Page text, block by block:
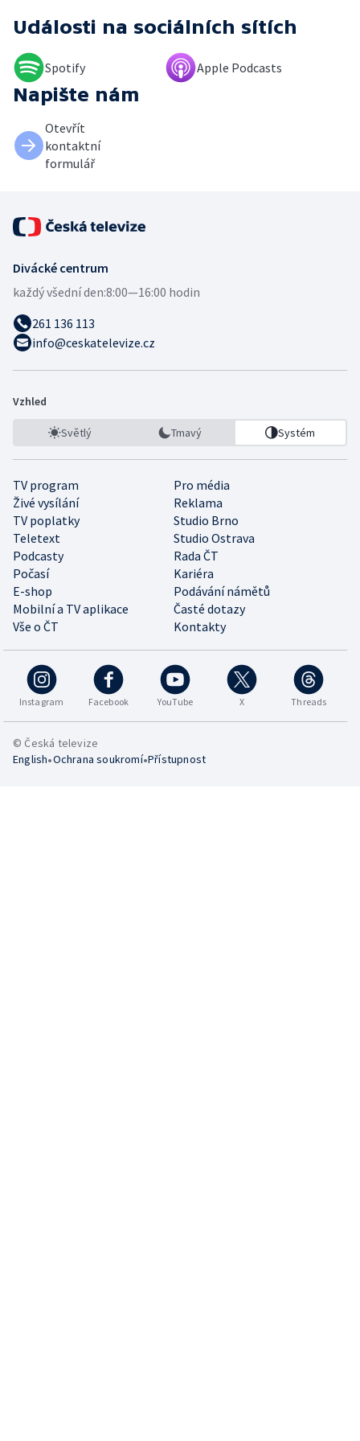
Události na sociálních sítích
Spotify Apple Podcasts
Napište nám
Otevřít
kontaktní
formulář
Divácké centrum
každý všední den:8:00—16:00 hodin
261 136 113
info@ceskatelevize.cz
Vzhled
Světlý Tmavý Systém
TV program
Pro média
Živé vysílání
Reklama
TV poplatky
Studio Brno
Teletext
Studio Ostrava
Podcasty
Rada ČT
Počasí
Kariéra
E-shop
Podávání námětů
Mobilní a TV aplikace
Časté dotazy
Vše o ČT
Kontakty
Instagram Facebook YouTube X Threads
© Česká televize
English•Ochrana soukromí•Přístupnost